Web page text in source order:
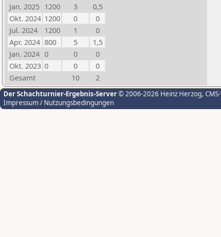
Jan. 2025 1200 3
0,5
Okt. 2024 1200 0
0
Jul. 2024
1200 1
0
Apr. 2024 800 5
1,5
Jan. 2024 0 0
0
Okt. 2023 0 0
0
Gesamt
10 2
Der Schachturnier-Ergebnis-Server© 2006-2026 Heinz Herzog,
Impressum / Nutzungsbedingungen